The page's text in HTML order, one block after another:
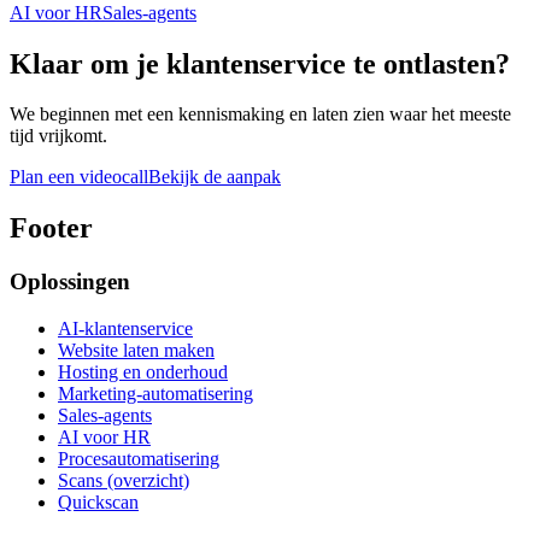
AI voor HRSales-agents
Klaar om je klantenservice te ontlasten?
We beginnen met een kennismaking en laten zien waar het meeste
tijd vrijkomt.
Plan een videocallBekijk de aanpak
Footer
Oplossingen
AI-klantenservice
Website laten maken
Hosting en onderhoud
Marketing-automatisering
Sales-agents
AI voor HR
Procesautomatisering
Scans (overzicht)
Quickscan